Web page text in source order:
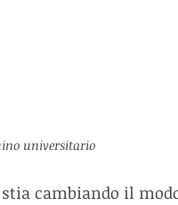
universitario
cambiando il